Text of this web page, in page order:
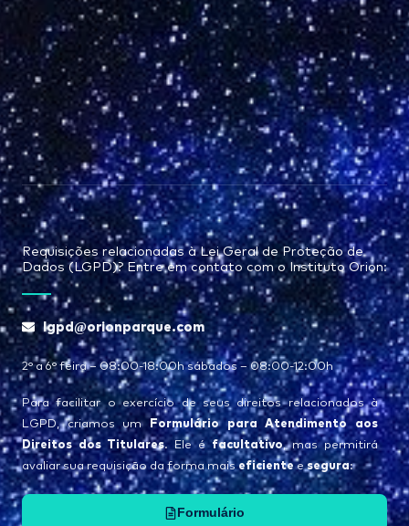
Requisições relacionadas à Lei Geral de Proteção de
Dados (LGPD)? Entre em contato com o Instituto Orion:
lgpd@orionparque.com
2° a 6° feira – 08:00-18:00h sábados – 08:00-12:00h
Para facilitar o exercício de seus direitos relacionados à
LGPD, criamos um Formulário para Atendimento aos
Direitos dos Titulares. Ele éfacultativo, mas permitirá
avaliar sua requisição da forma maiseficienteesegura:
Formulário